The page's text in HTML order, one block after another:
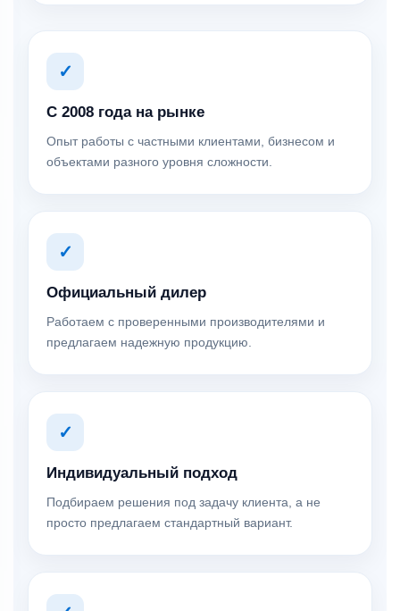
✓
С 2008 года на рынке
Опыт работы с частными клиентами, бизнесом и
объектами разного уровня сложности.
✓
Официальный дилер
Работаем с проверенными производителями и
предлагаем надежную продукцию.
✓
Индивидуальный подход
Подбираем решения под задачу клиента, а не
просто предлагаем стандартный вариант.